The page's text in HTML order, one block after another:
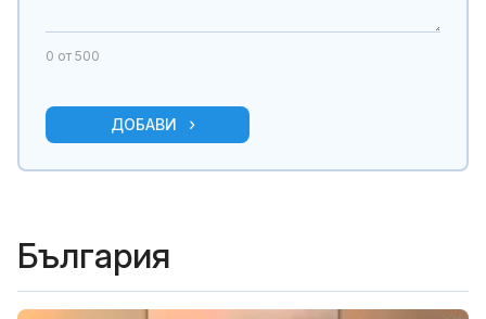
0 от 500
ДОБАВИ
България